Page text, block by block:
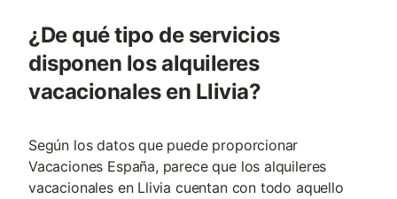
¿De qué tipo de servicios
disponen los alquileres
vacacionales en Llivia?
Según los datos que puede proporcionar
Vacaciones España, parece que los alquileres
vacacionales en Llivia cuentan con todo aquello